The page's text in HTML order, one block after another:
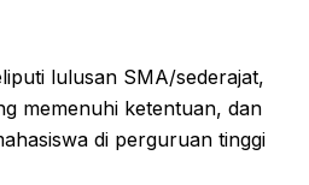
lulusan SMA/sederajat,
memenuhi ketentuan, dan
di perguruan tinggi